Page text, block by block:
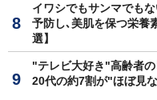
イワシでもサンマでも
予防し､美肌を保つ栄養
選】
"テレビ大好き"高齢者
20代の約7割が"ほぼ見